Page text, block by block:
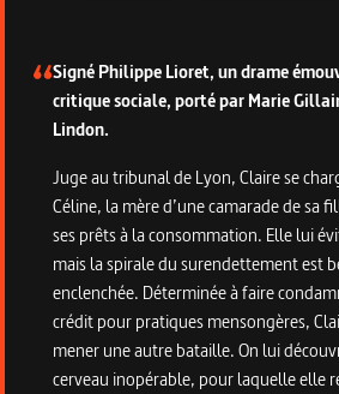
Signé Philippe Lioret, un drame
critique sociale, porté par Marie
Lindon.
Juge au tribunal de Lyon, Claire se
Céline, la mère d’une camarade de sa
ses prêts à la consommation. Elle lui
mais la spirale du surendettement est
enclenchée. Déterminée à faire
crédit pour pratiques mensongères,
mener une autre bataille. On lui
cerveau inopérable, pour laquelle elle